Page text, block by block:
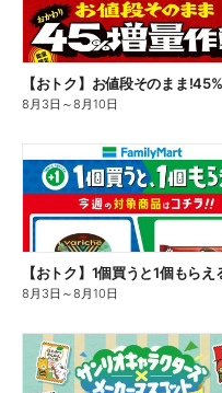
8月3日 ～8月10日
8月3日 ～8月10日